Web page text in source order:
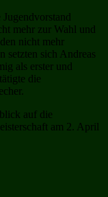
mehr zur Wahl und
nicht mehr
setzten sich Andreas
als erster und
die
auf die
am 2. April